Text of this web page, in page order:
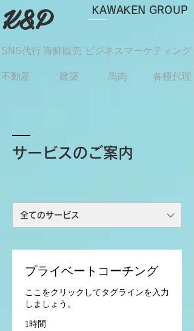
KAWAKEN GROUP
​K&P
SNS代行 海鮮販売 ビジネスマーケティング
不動産 建築 各種代理
馬肉
サービスのご案内
全てのサービス
プライベートコーチング
ここをクリックしてタグラインを入力
しましょう。
1時間